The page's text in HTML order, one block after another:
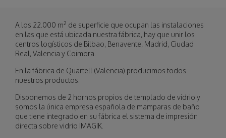
A los 22.000 m2 de superficie que ocupan las instalaciones
en las que está ubicada nuestra fábrica, hay que unir los
centros logísticos de Bilbao, Benavente, Madrid, Ciudad
Real, Valencia y Coimbra.
En la fábrica de Quartell (Valencia) producimos todos
nuestros productos.
Disponemos de 2 hornos propios de templado de vidrio y
somos la única empresa española de mamparas de baño
que tiene integrado en su fábrica el sistema de impresión
directa sobre vidrio IMAGIK.